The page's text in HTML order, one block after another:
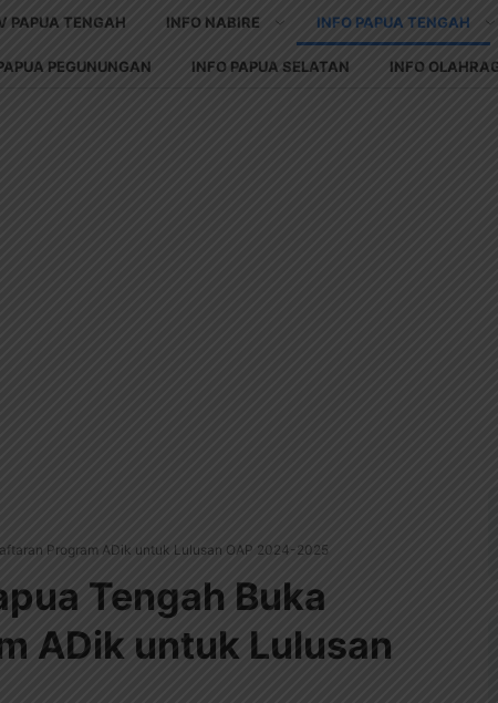
PAPUA TENGAH INFO NABIRE INFO PAPUA TENGAH
PEGUNUNGAN INFO PAPUA SELATAN INFO
Program ADik untuk Lulusan OAP 2024-2025
Tengah Buka
ADik untuk Lulusan